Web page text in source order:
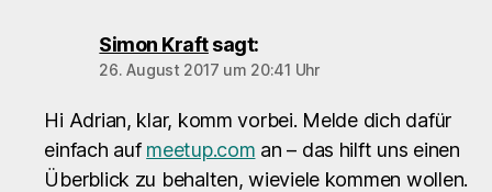
Simon Kraftsagt:
26. August 2017 um 20:41 Uhr
Hi Adrian, klar, komm vorbei. Melde dich dafür
einfach auf meetup.com an – das hilft uns einen
Überblick zu behalten, wieviele kommen wollen.